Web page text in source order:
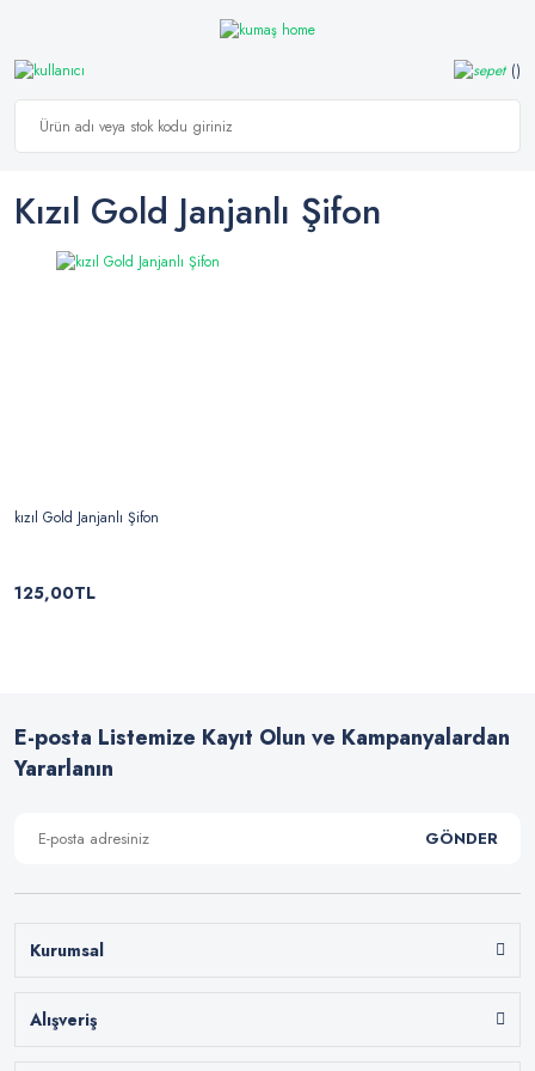
Kızıl Gold Janjanlı Şifon
kızıl Gold Janjanlı Şifon
125,00TL
E-posta Listemize Kayıt Olun ve Kampanyalardan
Yararlanın
GÖNDER
Kurumsal
Alışveriş